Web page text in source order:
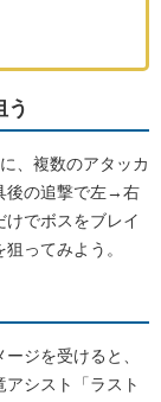
う
、複数のアタッカ
後の追撃で左→右
でボスをブレイ
ってみよう。
ジを受けると、
シスト「ラスト